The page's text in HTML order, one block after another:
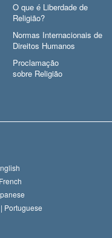
O que é Liberdade de
Religião?
Normas Internacionais de
Direitos Humanos
Proclamação
sobre Religião
French
Portuguese